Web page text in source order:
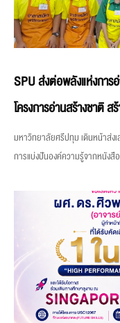
SPU ส่งต่อพลังแห่งการ
โครงการอ่านสร้างชาติ
มหาวิทยาลัยศรีปทุม เดินหน้าส่ง
การแบ่งปันองค์ความรู้จากหนังสื